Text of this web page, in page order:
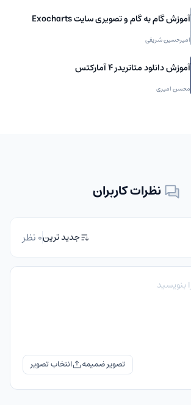
آموزش گام به گام و تصویری سایت Exocharts
امیرحسین شریفی
آموزش دانلود متاتریدر 4 آمارکتس
محسن امیری
نظرات کاربران
جدید ترین0 نظر
تصویر ضمیمه